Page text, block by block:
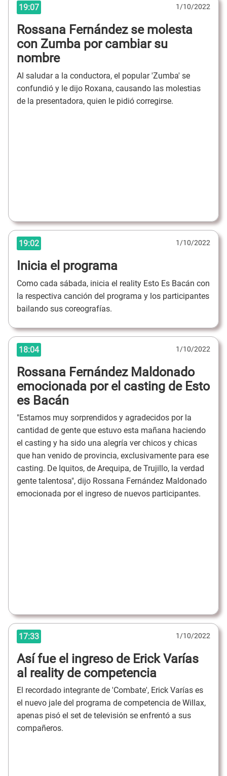
19:07 1/10/2022
Rossana Fernández se molesta
con Zumba por cambiar su
nombre
Al saludar a la conductora, el popular 'Zumba' se
confundió y le dijo Roxana, causando las molestias
de la presentadora, quien le pidió corregirse.
19:02 1/10/2022
Inicia el programa
Como cada sábada, inicia el reality Esto Es Bacán con
la respectiva canción del programa y los participantes
bailando sus coreografías.
18:04 1/10/2022
Rossana Fernández Maldonado
emocionada por el casting de Esto
es Bacán
"Estamos muy sorprendidos y agradecidos por la
cantidad de gente que estuvo esta mañana haciendo
el casting y ha sido una alegría ver chicos y chicas
que han venido de provincia, exclusivamente para ese
casting. De Iquitos, de Arequipa, de Trujillo, la verdad
gente talentosa", dijo Rossana Fernández Maldonado
emocionada por el ingreso de nuevos participantes.
17:33 1/10/2022
Así fue el ingreso de Erick Varías
al reality de competencia
El recordado integrante de 'Combate', Erick Varías es
el nuevo jale del programa de competencia de Willax,
apenas pisó el set de televisión se enfrentó a sus
compañeros.